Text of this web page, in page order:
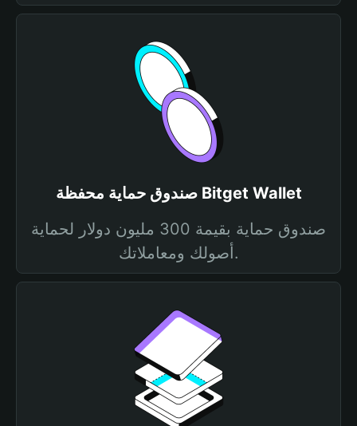
صندوق حماية محفظة Bitget Wallet
صندوق حماية بقيمة 300 مليون دولار لحماية
أصولك ومعاملاتك.